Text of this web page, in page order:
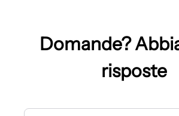
Domande?
risposte